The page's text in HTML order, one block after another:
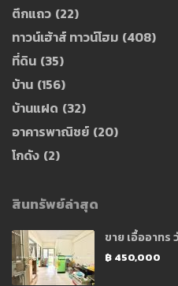
ตึกแถว (22)
ทาวน์เฮ้าส์ ทาวน์โฮม (408)
ที่ดิน (35)
บ้าน (156)
บ้านแฝด (32)
อาคารพาณิชย์ (20)
โกดัง (2)
สินทรัพย์ล่าสุด
ขาย เอื้ออาทร
฿ 450,000